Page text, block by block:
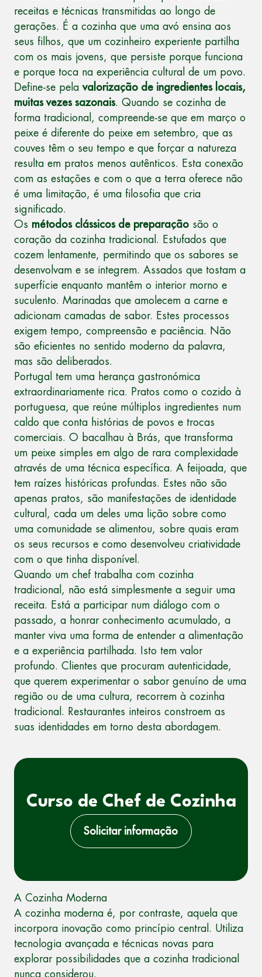
receitas e técnicas transmitidas ao longo de
gerações. É a cozinha que uma avó ensina aos
seus filhos, que um cozinheiro experiente partilha
com os mais jovens, que persiste porque funciona
e porque toca na experiência cultural de um povo.
Define-se pelavalorização de ingredientes locais,
muitas vezes sazonais. Quando se cozinha de
forma tradicional, compreende-se que em março o
peixe é diferente do peixe em setembro, que as
couves têm o seu tempo e que forçar a natureza
resulta em pratos menos autênticos. Esta conexão
com as estações e com o que a terra oferece não
é uma limitação, é uma filosofia que cria
significado.
Os métodos clássicos de preparação são o
coração da cozinha tradicional. Estufados que
cozem lentamente, permitindo que os sabores se
desenvolvam e se integrem. Assados que tostam a
superfície enquanto mantêm o interior morno e
suculento. Marinadas que amolecem a carne e
adicionam camadas de sabor. Estes processos
exigem tempo, compreensão e paciência. Não
são eficientes no sentido moderno da palavra,
mas são deliberados.
Portugal tem uma herança gastronómica
extraordinariamente rica. Pratos como o cozido à
portuguesa, que reúne múltiplos ingredientes num
caldo que conta histórias de povos e trocas
comerciais. O bacalhau à Brás, que transforma
um peixe simples em algo de rara complexidade
através de uma técnica específica. A feijoada, que
tem raízes históricas profundas. Estes não são
apenas pratos, são manifestações de identidade
cultural, cada um deles uma lição sobre como
uma comunidade se alimentou, sobre quais eram
os seus recursos e como desenvolveu criatividade
com o que tinha disponível.
Quando um chef trabalha com cozinha
tradicional, não está simplesmente a seguir uma
receita. Está a participar num diálogo com o
passado, a honrar conhecimento acumulado, a
manter viva uma forma de entender a alimentação
e a experiência partilhada. Isto tem valor
profundo. Clientes que procuram autenticidade,
que querem experimentar o sabor genuíno de uma
região ou de uma cultura, recorrem à cozinha
tradicional. Restaurantes inteiros constroem as
suas identidades em torno desta abordagem.
Curso de Chef de Cozinha
Solicitar informação
A Cozinha Moderna
A cozinha moderna é, por contraste, aquela que
incorpora inovação como princípio central. Utiliza
tecnologia avançada e técnicas novas para
explorar possibilidades que a cozinha tradicional
nunca considerou.